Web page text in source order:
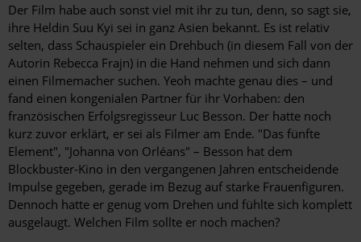
Der Film habe auch sonst viel mit ihr zu tun, denn, so sagt sie,
ihre Heldin Suu Kyi sei in ganz Asien bekannt. Es ist relativ
selten, dass Schauspieler ein Drehbuch (in diesem Fall von der
Autorin Rebecca Frajn) in die Hand nehmen und sich dann
einen Filmemacher suchen. Yeoh machte genau dies – und
fand einen kongenialen Partner für ihr Vorhaben: den
französischen Erfolgsregisseur Luc Besson. Der hatte noch
kurz zuvor erklärt, er sei als Filmer am Ende. "Das fünfte
Element", "Johanna von Orléans" – Besson hat dem
Blockbuster-Kino in den vergangenen Jahren entscheidende
Impulse gegeben, gerade im Bezug auf starke Frauenfiguren.
Dennoch hatte er genug vom Drehen und fühlte sich komplett
ausgelaugt. ­Welchen Film sollte er noch machen?